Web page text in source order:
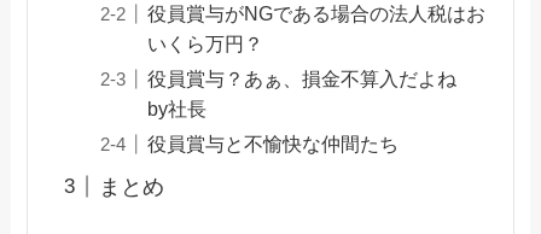
役員賞与がNGである場合の法人税はお
いくら万円？
役員賞与？あぁ、損金不算入だよね
by社長
役員賞与と不愉快な仲間たち
まとめ